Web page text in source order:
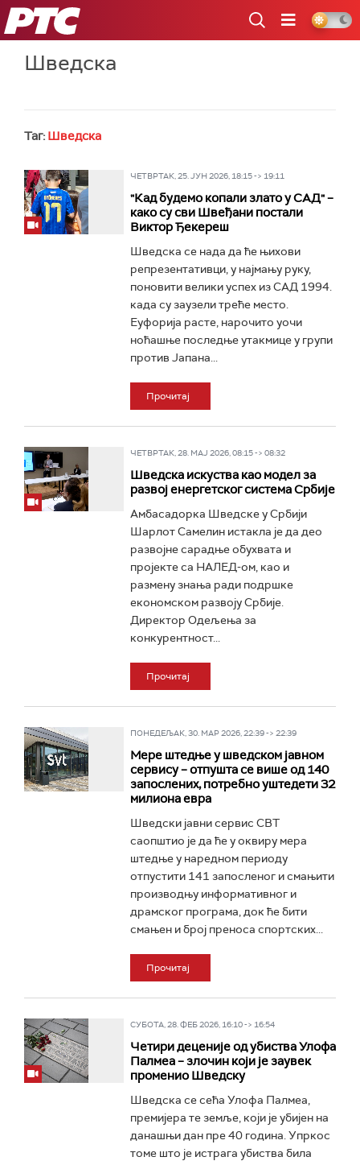
РТС
Шведска
Таг: Шведска
ЧЕТВРТАК, 25. ЈУН 2026, 18:15 -> 19:11
"Кад будемо копали злато у САД" –
како су сви Швеђани постали
Виктор Ђекереш
Шведска се нада да ће њихови
репрезентативци, у најмању руку,
поновити велики успех из САД 1994.
када су заузели треће место.
Еуфорија расте, нарочито уочи
ноћашње последње утакмице у групи
против Јапана...
Прочитај
ЧЕТВРТАК, 28. МАЈ 2026, 08:15 -> 08:32
Шведска искуства као модел за
развој енергетског система Србије
Амбасадорка Шведске у Србији
Шарлот Самелин истакла је да део
развојне сарадње обухвата и
пројекте са НАЛЕД-ом, као и
размену знања ради подршке
економском развоју Србије.
Директор Одељења за
конкурентност...
Прочитај
ПОНЕДЕЉАК, 30. МАР 2026, 22:39 -> 22:39
Мере штедње у шведском јавном
сервису – отпушта се више од 140
запослених, потребно уштедети 32
милиона евра
Шведски јавни сервис СВТ
саопштио је да ће у оквиру мера
штедње у наредном периоду
отпустити 141 запосленог и смањити
производњу информативног и
драмског програма, док ће бити
смањен и број преноса спортских...
Прочитај
СУБОТА, 28. ФЕБ 2026, 16:10 -> 16:54
Четири деценије од убиства Улофа
Палмеа – злочин који је заувек
променио Шведску
Шведска се сећа Улофа Палмеа,
премијера те земље, који је убијен на
данашњи дан пре 40 година. Упркос
томе што је истрага убиства била